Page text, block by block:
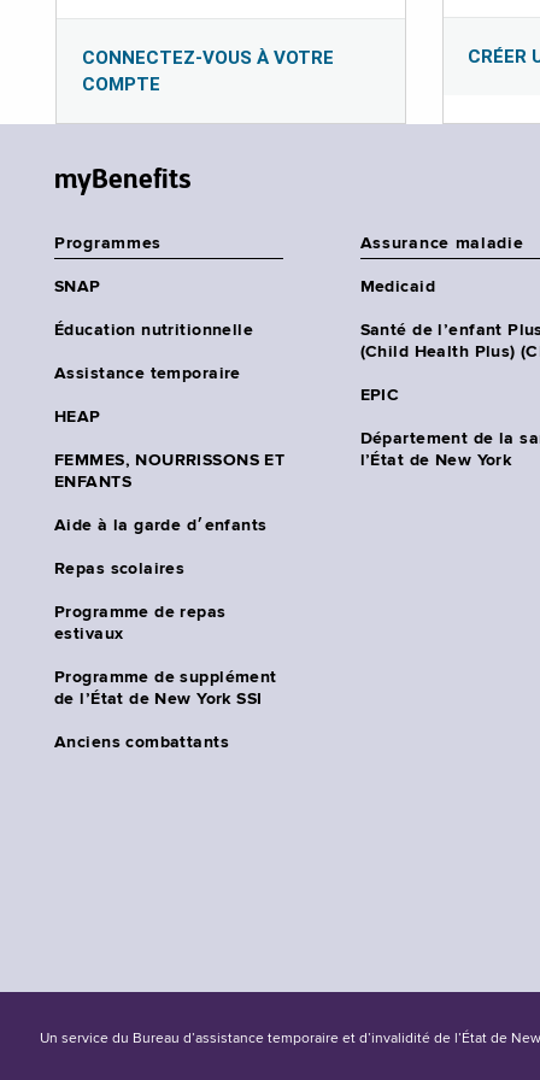
CONNECTEZ-VOUS À VOTRE
COMPTE
CRÉER
myBenefits
Programmes
SNAP
Éducation nutritionnelle
Assistance temporaire
HEAP
FEMMES, NOURRISSONS ET
ENFANTS
Aide à la garde d׳enfants
Repas scolaires
Programme de repas
estivaux
Programme de supplément
de l’État de New York SSI
Anciens combattants
Assurance maladie
Medicaid
Santé de l’enfant
(Child Health Plus)
EPIC
Département de la
l’État de New York
Un service du Bureau d’assistance temporaire et d’invalidité de l’État de